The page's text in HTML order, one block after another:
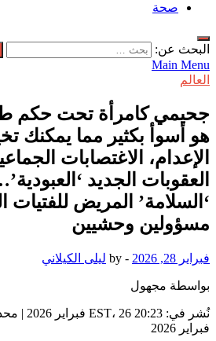
صحة
البحث عن:
Main Menu
العالم
جحيمي كامرأة تحت حكم
هو أسوأ بكثير مما يمكنك
الإعدام، الاغتصابات
العقوبات الجديد
‘السلامة’ المريض
مسؤولين وحشيين
فبراير 28, 2026 -
by ليلى الكيلاني
بواسطة مجهول
نُشر في: 20:23 EST، 26 فبراير 2026 |
فبراير 2026